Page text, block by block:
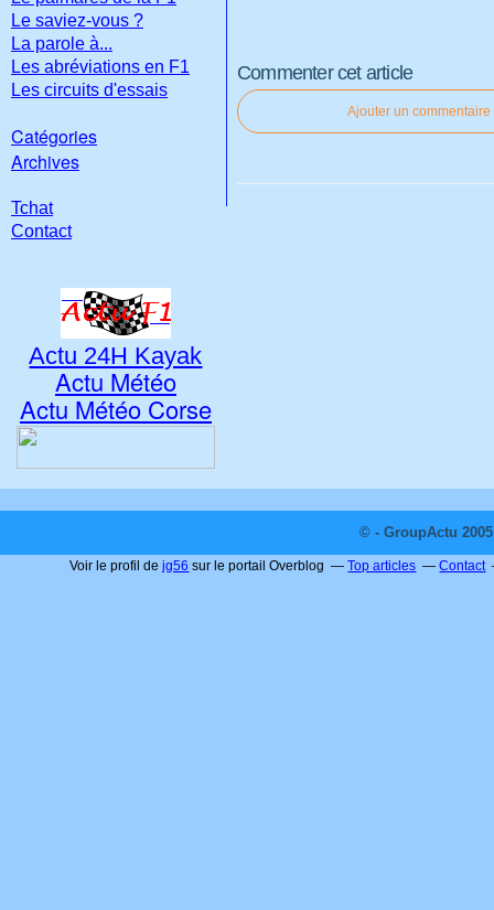
Commenter cet article
Ajouter un commentaire
Le saviez-vous ?
La parole à...
Les abréviations en F1
Les circuits d'essais
Catégories
Archives
Tchat
Contact
Actu 24H Kayak
Actu Météo
Actu Météo Corse
© - GroupActu
Voir le profil dejg56 sur le portail Overblog Top articles Contact